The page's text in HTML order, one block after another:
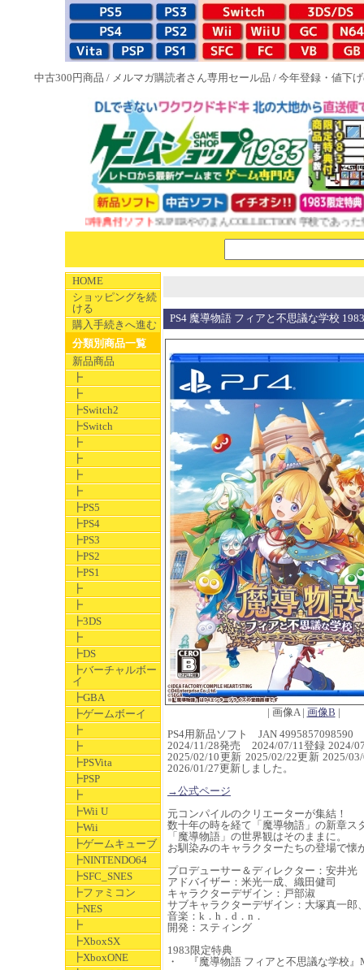
中古300円商品 / メルマガ購読者さん専用セール品 / 今年登録・値下
NEW 1983特典付ソフトSUPERやのまんCOLLECTION 学校であった怖い
HOME
ショッピングを続
ける
購入手続きへ進む
分類別商品一覧
新品商品
┣
┣
┣Switch2
┣Switch
┣
┣
┣
┣
┣PS5
┣PS4
┣PS3
┣PS2
┣PS1
┣
┣
┣3DS
┣
┣DS
┣バーチャルボー
イ
┣GBA
┣ゲームボーイ
┣
┣
┣PSVita
┣PSP
┣
┣Wii U
┣Wii
┣ゲームキューブ
┣NINTENDO64
┣SFC_SNES
┣ファミコン
┣NES
┣
┣XboxSX
┣XboxONE
PS4 魔導物語 フィアと不思議な学校
| 画像A | 画像B |
PS4用新品ソフト JAN 4995857098590
2024/11/28発売 2024/07/11登録 2024/
2025/02/10更新 2025/02/22更新 2025/
2026/01/27更新しました。
→公式ページ
元コンパイルのクリエーターが集結！
数十年の時を経て「魔導物語」の新章ス
「魔導物語」の世界観はそのままに。
お馴染みのキャラクターたちの登場で懐
プロデューサー＆ディレクター：安井光
アドバイザー：米光一成、織田健司
キャラクターデザイン：戸部淑
サブキャラクターデザイン：大塚真一郎
音楽：k．h．d．n．
開発：スティング
1983限定特典
・ 『魔導物語 フィアと不思議な学校』